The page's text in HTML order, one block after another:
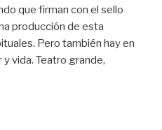
que firman con el sello
producción de esta
Pero también hay en
vida. Teatro grande,